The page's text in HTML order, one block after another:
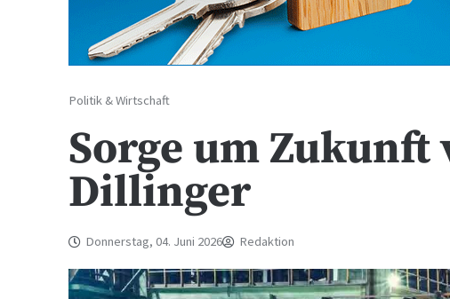
Politik & Wirtschaft
Sorge um
Dillinger
Donnerstag, 04. Juni 2026 Redaktion